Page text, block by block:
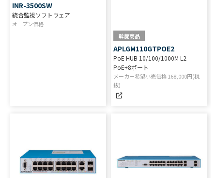
INR-3500SW
統合監視ソフトウェア
オープン価格
斡旋商品
APLGM110GTPOE2
PoE HUB 10/100/1000M L2
PoE+8ポート
メーカー希望小売価格168,000円(税
抜)